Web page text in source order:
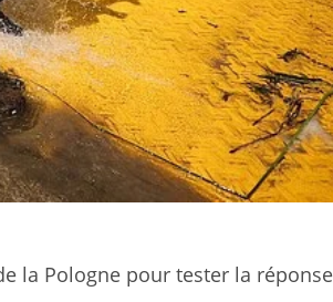
la Pologne pour tester la réponse